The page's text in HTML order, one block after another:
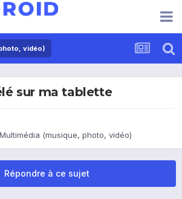
vidéo)
sur ma tablette
Multimédia (musique, photo, vidéo)
Répondre à ce sujet